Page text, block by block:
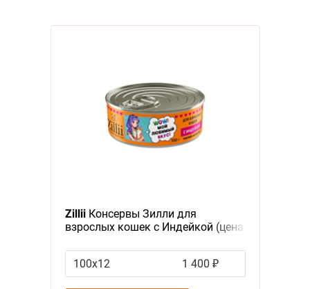
ZilliiКонсервы Зилли для
взрослых кошек с Индейкой (цена
100х12
1 400 ₽